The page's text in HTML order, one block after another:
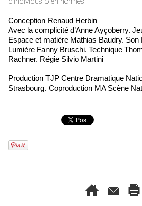
Conception Renaud Herbin
Avec la complicité d’Anne Ayçoberry.
Espace et matière Mathias Baudry. Son
Lumière Fanny Bruschi. Technique
Rachner. Régie Silvio Martini
Production TJP Centre Dramatique
Strasbourg. Coproduction MA Scène